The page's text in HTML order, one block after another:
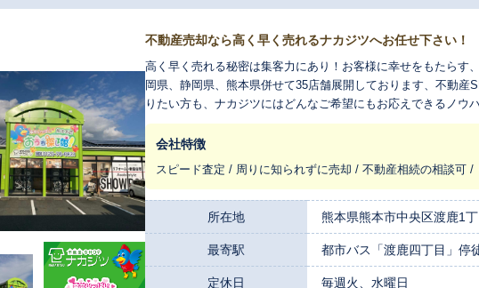
不動産売却なら高く早く売れるナカジツへお任せ下さい！
高く早く売れる秘密は集客力にあり！お客様に幸せをもたら
岡県、静岡県、熊本県併せて35店舗展開しております、不動
りたい方も、ナカジツにはどんなご希望にもお応えできるノウ
いスタッフが大切な不動産に更なる付加価値を付け、お客様に
会社特徴
スピード査定 / 周りに知られずに売却 / 不動産相続の相談可
所在地 熊本県熊本市中央区渡鹿1
最寄駅 都市バス「渡鹿四丁目」停
定休日 毎週火、水曜日